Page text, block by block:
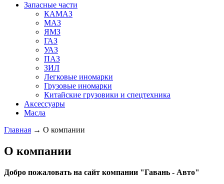
Запасные части
КАМАЗ
МАЗ
ЯМЗ
ГАЗ
УАЗ
ПАЗ
ЗИЛ
Легковые иномарки
Грузовые иномарки
Китайские грузовики и спецтехника
Аксессуары
Масла
Главная → О компании
О компании
Добро пожаловать на сайт компании "Гавань - Авто"